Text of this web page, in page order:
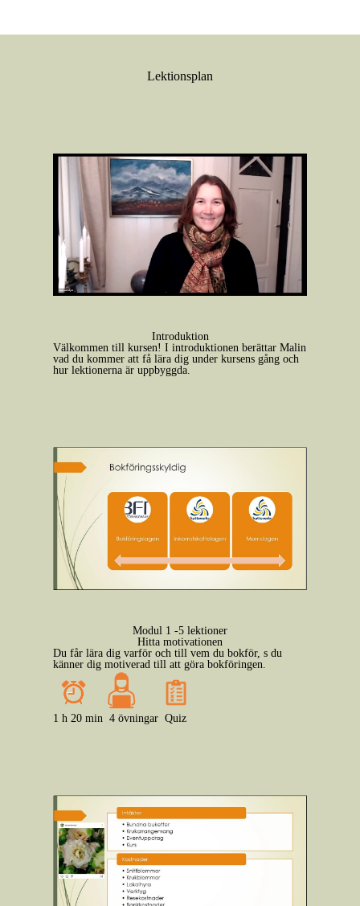
Lektionsplan
Introduktion
Välkommen till kursen! I introduktionen berättar Malin
vad du kommer att få lära dig under kursens gång och
hur lektionerna är uppbyggda.
Modul 1 -5 lektioner
Hitta motivationen
Du får lära dig varför och till vem du bokför, s du
känner dig motiverad till att göra bokföringen.
1 h 20 min 4 övningar Quiz